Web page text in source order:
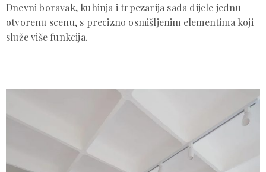
Dnevni boravak, kuhinja i trpezarija sada dijele jednu
otvorenu scenu, s precizno osmišljenim elementima koji
služe više funkcija.